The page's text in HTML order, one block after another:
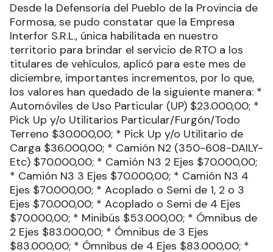
Desde la Defensoría del Pueblo de la Provincia de
Formosa, se pudo constatar que la Empresa
Interfor S.R.L., única habilitada en nuestro
territorio para brindar el servicio de RTO a los
titulares de vehículos, aplicó para este mes de
diciembre, importantes incrementos, por lo que,
los valores han quedado de la siguiente manera: *
Automóviles de Uso Particular (UP) $23.000,00; *
Pick Up y/o Utilitarios Particular/Furgón/Todo
Terreno $30.000,00; * Pick Up y/o Utilitario de
Carga $36.000,00; * Camión N2 (350-608-DAILY-
Etc) $70.000,00; * Camión N3 2 Ejes $70.000,00;
* Camión N3 3 Ejes $70.000,00; * Camión N3 4
Ejes $70.000,00; * Acoplado o Semi de 1, 2 o 3
Ejes $70.000,00; * Acoplado o Semi de 4 Ejes
$70.000,00; * Minibús $53.000,00; * Ómnibus de
2 Ejes $83.000,00; * Ómnibus de 3 Ejes
$83.000,00; * Ómnibus de 4 Ejes $83.000,00; *